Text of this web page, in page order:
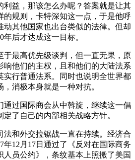
利益，那该怎么办呢？答案就是让其
的规则，卡特深知这一点，于是他呼
动其他国家也出台类似的法律。但却
后才达成这一目标。
于最高优先级谈判，但一直无果，原
响他们的主权，且和他们的大陆法系
实行普通法系。同时也说明全世界都
消极本身就是一种对抗。
通过国际商会从中斡旋，继续这一倡
了自己的内部相关战略方针。
法和外交拉锯战一直在持续。经济合
年12月17日通过了《反对在国际商务
人员公约》，条纹基本上照搬了美国